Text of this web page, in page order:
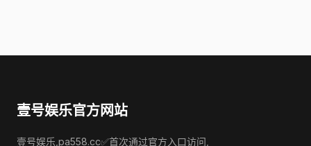
壹号娱乐官方网站
壹号娱乐,pa558.cc✅首次通过官方入口访问,